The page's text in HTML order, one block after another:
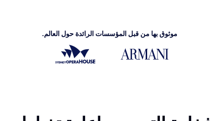
موثوق بها من قبل المؤسسات الرائدة حول العالم.